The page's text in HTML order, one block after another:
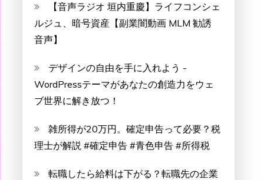
【音声ラジオ 垣内重慶】ライフコンシェ
ルジュ、暗号資産【副業闇動画 MLM 勧誘
音声】
デザインの自由を手に入れよう -
WordPressテーマがあなたの創造力をウェ
ブ世界に解き放つ！
雑所得が20万円。確定申告って必要？税
理士が解説 #確定申告 #青色申告 #所得税
転職したら給料は下がる？転職先の企業